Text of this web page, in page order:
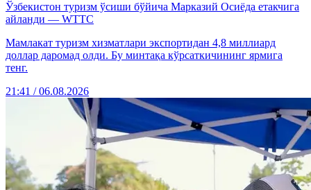
Ўзбекистон туризм ўсиши бўйича Марказий Осиёда етакчига
айланди — WTTC
Мамлакат туризм хизматлари экспортидан 4,8 миллиард
доллар даромад олди. Бу минтақа кўрсаткичининг ярмига
тенг.
21:41 / 06.08.2026